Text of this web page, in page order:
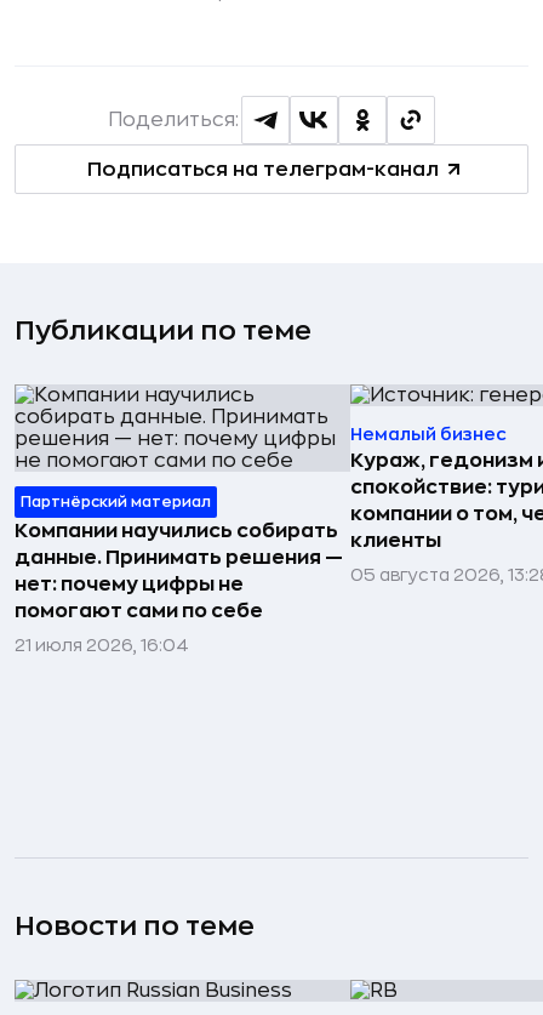
Подписаться на телеграм-канал
Поделиться:
Публикации по теме
Партнёрский материал
Компании научились собирать
данные. Принимать решения —
нет: почему цифры не
помогают сами по себе
21 июля 2026, 16:04
Немалый бизнес
Кураж, гедонизм
спокойствие:
компании о том,
клиенты
05 августа 2026,
Новости по теме